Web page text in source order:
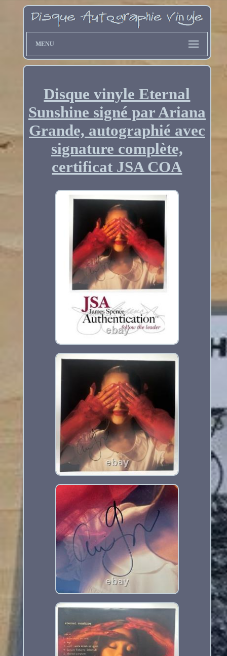
MENU
Disque vinyle Eternal
Sunshine signé par Ariana
Grande, autographié avec
signature complète,
certificat JSA COA